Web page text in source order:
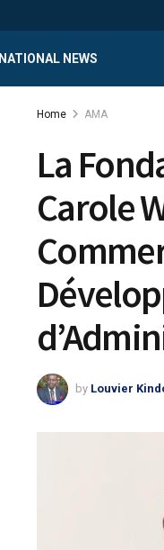
NATIONAL NEWS
Home AMA
La
Carole
by Louvier